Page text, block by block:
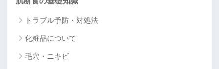
トラブル予防・対処法
化粧品について
毛穴・ニキビ